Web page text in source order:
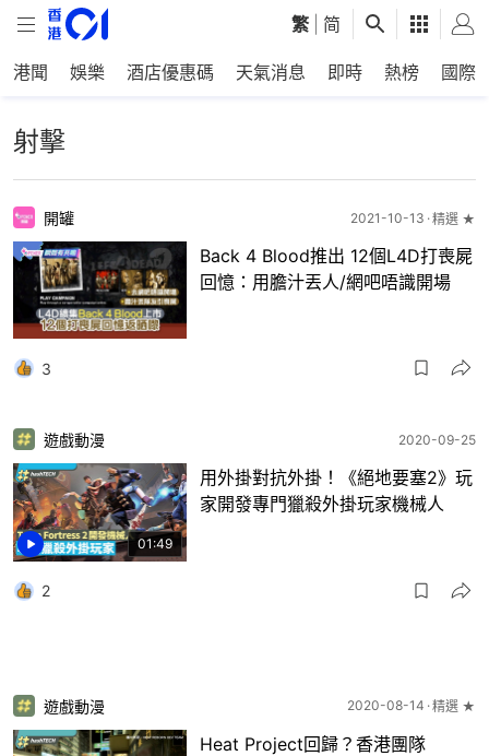
繁 简
港聞 娛樂 酒店優惠碼 天氣消息 即時 熱榜 國際
射擊
開罐 2021-10-13 精選 ★
Back 4 Blood推出 12個L4D打喪屍
回憶：用膽汁丟人/網吧唔識開場
3
01:49
遊戲動漫 2020-09-25
用外掛對抗外掛！《絕地要塞2》玩
家開發專門獵殺外掛玩家機械人
2
遊戲動漫 2020-08-14 精選 ★
Heat Project回歸？香港團隊